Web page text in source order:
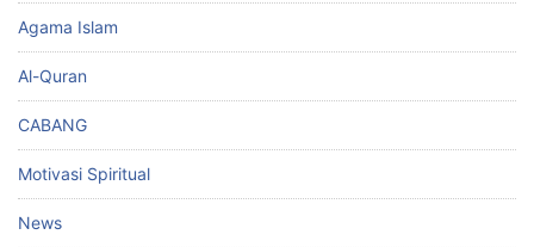
Agama Islam
Al-Quran
CABANG
Motivasi Spiritual
News